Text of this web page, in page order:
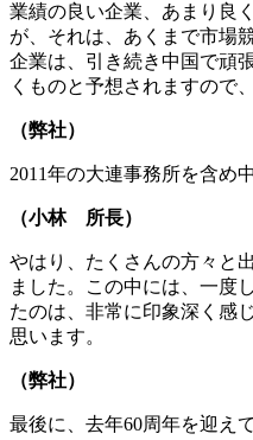
業績の良い企業、あまり良
が、それは、あくまで市場
企業は、引き続き中国で頑
くものと予想されますので
（弊社）
2011年の大連事務所を含め
（小林 所長）
やはり、たくさんの方々と
ました。この中には、一度
たのは、非常に印象深く感
思います。
（弊社）
最後に、去年60周年を迎え